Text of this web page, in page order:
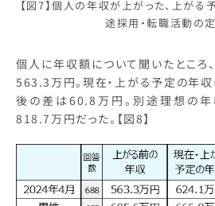
【図7】個人の年収が上がった、上が
途採用・転職活動の
個人に年収額について聞いたところ
563.3万円。現在・上がる予定の年
後の差は60.8万円。別途理想の
818.7万円だった。【図8】